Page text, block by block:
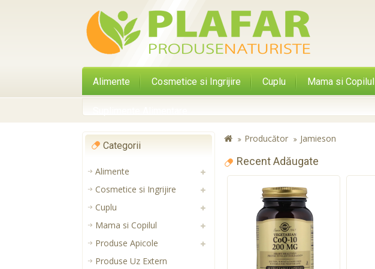
Alimente Cosmetice si Ingrijire Cuplu Mama si Copilul
Categorii
Alimente
Cosmetice si Ingrijire
Cuplu
Mama si Copilul
Produse Apicole
Produse Uz Extern
Producător Jamieson
Recent Adăugate